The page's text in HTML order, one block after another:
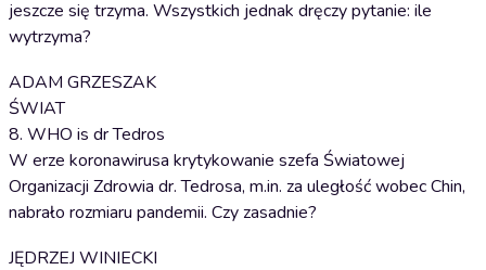
jeszcze się trzyma. Wszystkich jednak dręczy pytanie: ile
wytrzyma?
ADAM GRZESZAK
ŚWIAT
8. WHO is dr Tedros
W erze koronawirusa krytykowanie szefa Światowej
Organizacji Zdrowia dr. Tedrosa, m.in. za uległość wobec Chin,
nabrało rozmiaru pandemii. Czy zasadnie?
JĘDRZEJ WINIECKI